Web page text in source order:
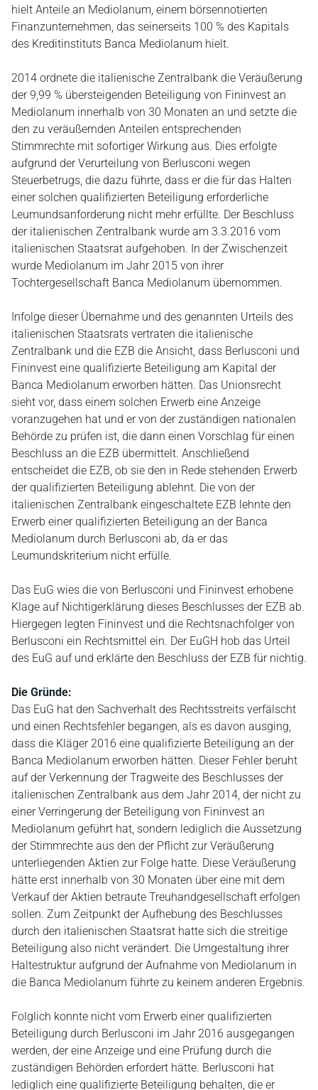
hielt Anteile an Mediolanum, einem börsennotierten
Finanzunternehmen, das seinerseits 100 % des Kapitals
des Kreditinstituts Banca Mediolanum hielt.
2014 ordnete die italienische Zentralbank die Veräußerung
der 9,99 % übersteigenden Beteiligung von Fininvest an
Mediolanum innerhalb von 30 Monaten an und setzte die
den zu veräußernden Anteilen entsprechenden
Stimmrechte mit sofortiger Wirkung aus. Dies erfolgte
aufgrund der Verurteilung von Berlusconi wegen
Steuerbetrugs, die dazu führte, dass er die für das Halten
einer solchen qualifizierten Beteiligung erforderliche
Leumundsanforderung nicht mehr erfüllte. Der Beschluss
der italienischen Zentralbank wurde am 3.3.2016 vom
italienischen Staatsrat aufgehoben. In der Zwischenzeit
wurde Mediolanum im Jahr 2015 von ihrer
Tochtergesellschaft Banca Mediolanum übernommen.
Infolge dieser Übernahme und des genannten Urteils des
italienischen Staatsrats vertraten die italienische
Zentralbank und die EZB die Ansicht, dass Berlusconi und
Fininvest eine qualifizierte Beteiligung am Kapital der
Banca Mediolanum erworben hätten. Das Unionsrecht
sieht vor, dass einem solchen Erwerb eine Anzeige
voranzugehen hat und er von der zuständigen nationalen
Behörde zu prüfen ist, die dann einen Vorschlag für einen
Beschluss an die EZB übermittelt. Anschließend
entscheidet die EZB, ob sie den in Rede stehenden Erwerb
der qualifizierten Beteiligung ablehnt. Die von der
italienischen Zentralbank eingeschaltete EZB lehnte den
Erwerb einer qualifizierten Beteiligung an der Banca
Mediolanum durch Berlusconi ab, da er das
Leumundskriterium nicht erfülle.
Das EuG wies die von Berlusconi und Fininvest erhobene
Klage auf Nichtigerklärung dieses Beschlusses der EZB ab.
Hiergegen legten Fininvest und die Rechtsnachfolger von
Berlusconi ein Rechtsmittel ein. Der EuGH hob das Urteil
des EuG auf und erklärte den Beschluss der EZB für nichtig.
Die Gründe:
Das EuG hat den Sachverhalt des Rechtsstreits verfälscht
und einen Rechtsfehler begangen, als es davon ausging,
dass die Kläger 2016 eine qualifizierte Beteiligung an der
Banca Mediolanum erworben hätten. Dieser Fehler beruht
auf der Verkennung der Tragweite des Beschlusses der
italienischen Zentralbank aus dem Jahr 2014, der nicht zu
einer Verringerung der Beteiligung von Fininvest an
Mediolanum geführt hat, sondern lediglich die Aussetzung
der Stimmrechte aus den der Pflicht zur Veräußerung
unterliegenden Aktien zur Folge hatte. Diese Veräußerung
hätte erst innerhalb von 30 Monaten über eine mit dem
Verkauf der Aktien betraute Treuhandgesellschaft erfolgen
sollen. Zum Zeitpunkt der Aufhebung des Beschlusses
durch den italienischen Staatsrat hatte sich die streitige
Beteiligung also nicht verändert. Die Umgestaltung ihrer
Haltestruktur aufgrund der Aufnahme von Mediolanum in
die Banca Mediolanum führte zu keinem anderen Ergebnis.
Folglich konnte nicht vom Erwerb einer qualifizierten
Beteiligung durch Berlusconi im Jahr 2016 ausgegangen
werden, der eine Anzeige und eine Prüfung durch die
zuständigen Behörden erfordert hätte. Berlusconi hat
lediglich eine qualifizierte Beteiligung behalten, die er